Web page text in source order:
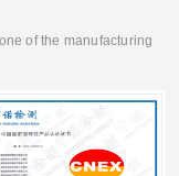
of the manufacturing